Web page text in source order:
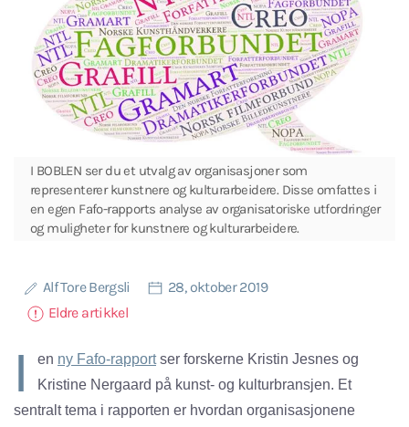
I BOBLEN ser du et utvalg av organisasjoner som
representerer kunstnere og kulturarbeidere. Disse omfattes i
en egen Fafo-rapports analyse av organisatoriske utfordringer
og muligheter for kunstnere og kulturarbeidere.
Alf Tore Bergsli
28, oktober 2019
Eldre artikkel
I en ny Fafo-rapportser forskerne Kristin Jesnes og
Kristine Nergaard på kunst- og kulturbransjen. Et
sentralt tema i rapporten er hvordan organisasjonene